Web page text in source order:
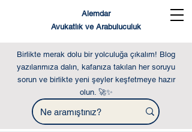
Alemdar
Avukatlık ve Arabuluculuk
Birlikte merak dolu bir yolculuğa çıkalım! Blog
yazılarımıza dalın, kafanıza takılan her soruyu
sorun ve birlikte yeni şeyler keşfetmeye hazır
olun. 🚀✨